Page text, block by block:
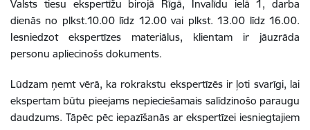
Valsts tiesu ekspertīžu birojā Rīgā, Invalīdu ielā 1, darba
dienās no plkst.10.00 līdz 12.00 vai plkst. 13.00 līdz 16.00.
Iesniedzot ekspertīzes materiālus, klientam ir jāuzrāda
personu apliecinošs dokuments.
Lūdzam ņemt vērā, ka rokrakstu ekspertīzēs ir ļoti svarīgi, lai
ekspertam būtu pieejams nepieciešamais salīdzinošo paraugu
daudzums. Tāpēc pēc iepazīšanās ar ekspertīzei iesniegtajiem